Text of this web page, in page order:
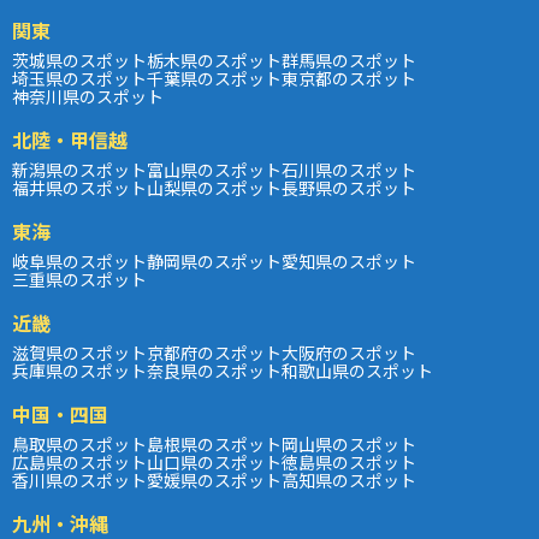
関東
茨城県のスポット栃木県のスポット群馬県のスポット
埼玉県のスポット千葉県のスポット東京都のスポット
神奈川県のスポット
北陸・甲信越
新潟県のスポット富山県のスポット石川県のスポット
福井県のスポット山梨県のスポット長野県のスポット
東海
岐阜県のスポット静岡県のスポット愛知県のスポット
三重県のスポット
近畿
滋賀県のスポット京都府のスポット大阪府のスポット
兵庫県のスポット奈良県のスポット和歌山県のスポット
中国・四国
鳥取県のスポット島根県のスポット岡山県のスポット
広島県のスポット山口県のスポット徳島県のスポット
香川県のスポット愛媛県のスポット高知県のスポット
九州・沖縄